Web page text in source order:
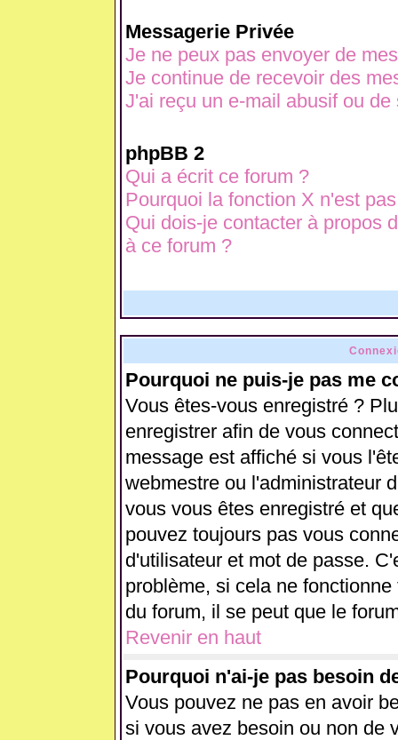
Messagerie Privée
Je ne peux pas envoyer de
Je continue de recevoir des
J'ai reçu un e-mail abusif ou
phpBB 2
Qui a écrit ce forum ?
Pourquoi la fonction X n'est
Qui dois-je contacter à propos
à ce forum ?
Pourquoi ne puis-je pas me
Vous êtes-vous enregistré ?
enregistrer afin de vous
message est affiché si vous
webmestre ou l'administrateur
vous vous êtes enregistré et
pouvez toujours pas vous
d'utilisateur et mot de passe.
problème, si cela ne
du forum, il se peut que le
Revenir en haut
Pourquoi n'ai-je pas besoin
Vous pouvez ne pas en avoir
si vous avez besoin ou non de